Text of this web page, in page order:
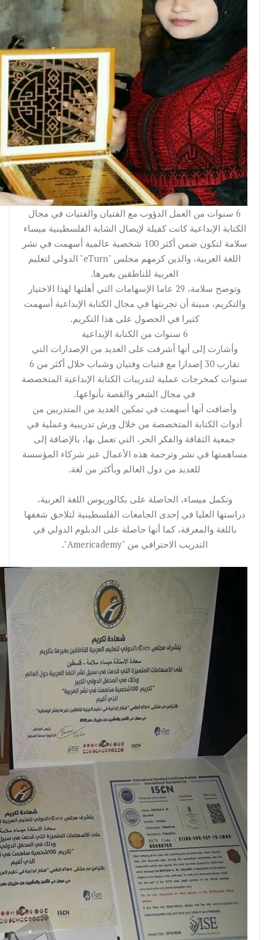
6 سنوات من العمل الدؤوب مع الفتيان والفتيات في مجال
الكتابة الإبداعية كانت كفيلة لإيصال الشابة الفلسطينية ميساء
سلامة لتكون ضمن أكثر 100 شخصية عالمية أسهمت في نشر
اللغة العربية، والذين كرمهم مجلس "eTurn" الدولي لتعليم
العربية للناطقين بغيرها.
وتوضح سلامة، 29 عاما الإسهامات التي أهلتها لهذا الاختيار
والتكريم، مبينة أن تجربتها في مجال الكتابة الإبداعية أسهمت
كثيرا في الحصول على هذا التكريم.
6 سنوات من الكتابة الإبداعية
وأشارت إلى أنها أشرفت على العديد من الإصدارات التي
تقارب 30 إصدارا مع فتيات وفتيان وشباب خلال أكثر من 6
سنوات كمخرجات عملية لتدريبات الكتابة الإبداعية المتخصصة
في مجال الشعر والقصة بأنواعها.
وأضافت أنها أسهمت في تمكين العديد من المتدربين من
أدوات الكتابة المتخصصة من خلال ورش تدريبية وعملية في
جمعية الثقافة والفكر الحر، التي تعمل بها، بالإضافة إلى
مساهمتها في نشر وترجمة هذه الأعمال عبر شركاء المؤسسة
للعديد من دول العالم وبأكثر من لغة.
وتكمل ميساء، الحاصلة على بكالوريوس اللغة العربية،
دراستها العليا في إحدى الجامعات الفلسطينية لتلاحق شغفها
باللغة والمعرفة، كما أنها حاصلة على الدبلوم الدولي في
التدريب الاحترافي من "Americademy".